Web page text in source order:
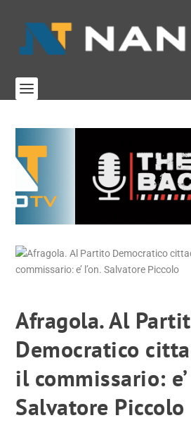
Afragola. Al
Democratico
il commissario: e’
Salvatore Piccolo